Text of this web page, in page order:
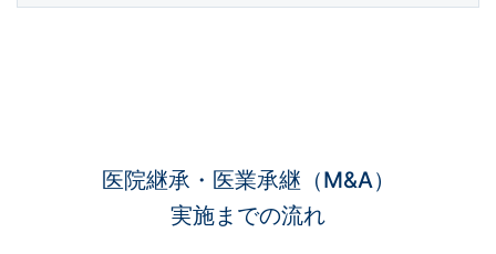
医院継承・医業承継（M&A）
実施までの流れ